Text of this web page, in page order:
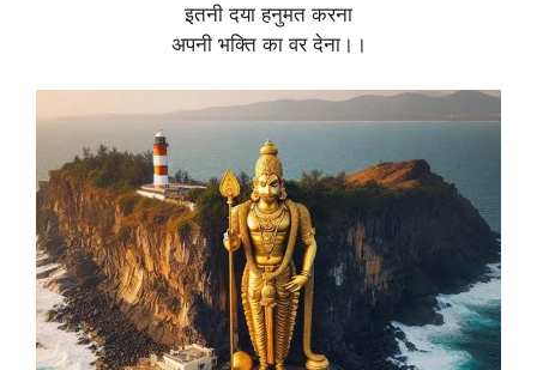
इतनी दया हनुमत करना
अपनी भक्ति का वर देना।।